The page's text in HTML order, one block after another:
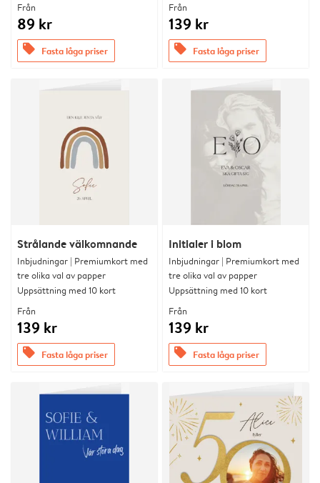
Från
89 kr
offers Fasta låga priser
Från
139 kr
offers Fasta låga priser
Strålande välkomnande
Inbjudningar | Premiumkort med
tre olika val av papper
Uppsättning med 10 kort
Från
139 kr
offers Fasta låga priser
Initialer i blom
Inbjudningar | Premiumkort med
tre olika val av papper
Uppsättning med 10 kort
Från
139 kr
offers Fasta låga priser